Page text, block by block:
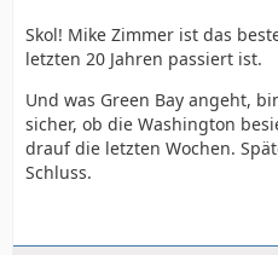
Skol! Mike Zimmer ist das
letzten 20 Jahren passiert ist.
Und was Green Bay angeht,
sicher, ob die Washington
drauf die letzten Wochen.
Schluss.